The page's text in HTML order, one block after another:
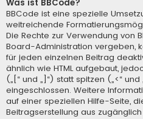
Was ist BBCode?
BBCode ist eine spezielle
weitreichende
Die Rechte zur Verwendung von
Board-Administration vergeben,
für jeden einzelnen Beitrag
ähnlich wie HTML aufgebaut,
(„[“ und „]“) statt spitzen („<“ und
eingeschlossen. Weitere
auf einer speziellen Hilfe-Seite,
Beitragserstellung aus zugänglich